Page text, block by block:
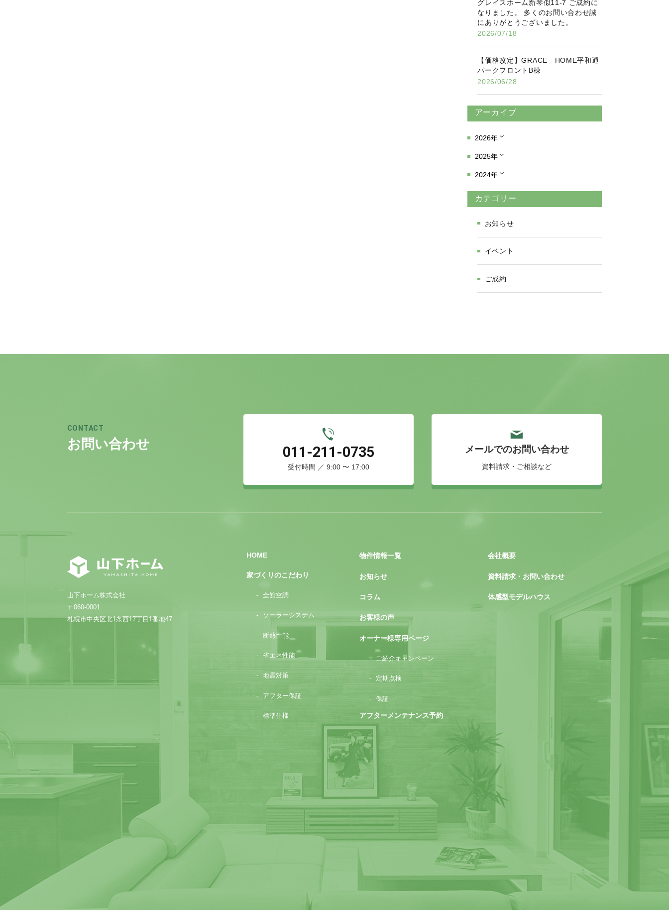
グレイスホーム新琴似11-7 ご成約に
なりました。 多くのお問い合わせ誠
にありがとうございました。
2026/07/18
【価格改定】GRACE HOME平和通
パークフロントB棟
2026/06/28
アーカイブ
2026年
2025年
2024年
カテゴリー
お知らせ
イベント
ご成約
CONTACT
お問い合わせ 011-211-0735
受付時間 ／ 9:00 〜 17:00
メールでのお問い合わせ
資料請求・ご相談など
山下ホーム株式会社
〒060-0001
札幌市中央区北1条西17丁目1番地47
HOME
家づくりのこだわり
全館空調
ソーラーシステム
断熱性能
省エネ性能
地震対策
アフター保証
標準仕様
物件情報一覧
お知らせ
コラム
お客様の声
オーナー様専用ページ
ご紹介キャンペーン
定期点検
保証
アフターメンテナンス予約
会社概要
資料請求・お問い合わせ
体感型モデルハウス